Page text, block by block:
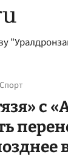
Спорт
с